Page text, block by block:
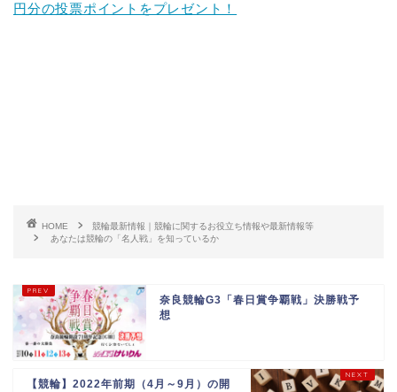
円分の投票ポイントをプレゼント！
HOME
競輪最新情報｜競輪に関するお役立ち情報や最新情報等
あなたは競輪の「名人戦」を知っているか
奈良競輪G3「春日賞争覇戦」決勝戦予
想
【競輪】2022年前期（4月～9月）の開